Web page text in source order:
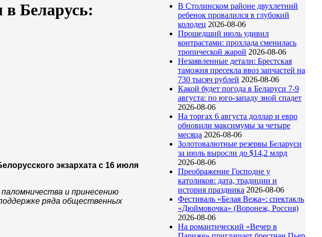
Беларусь:
экзархата с 16 июля
и принесению
ряда общественных
В Столинском районе двухлетний
ребенок провалился в глубокий
колодец 2026-08-06
Прошедший июль удивил
контрастами: прохлада сменилась
тропической жарой 2026-08-06
Незаявленные детали: Брестская
таможня пресекла ввоз запчастей на
730 тысяч рублей 2026-08-06
Какой будет погода в Беларуси 7-9
августа: по юго-западу зной спадет
2026-08-06
На торгах 6 августа доллар и евро
обновили максимумы за четыре
месяца 2026-08-06
Золотовалютные резервы Беларуси
за июль выросли до $14,2 млрд
2026-08-06
Преображение Господне у
католиков: дата, традиции и
история праздника 2026-08-06
Фестиваль «Белая Вежа»: спектакль
«Дюймовочка» (Воронеж, Россия)
2026-08-06
На романтический «Вечер в